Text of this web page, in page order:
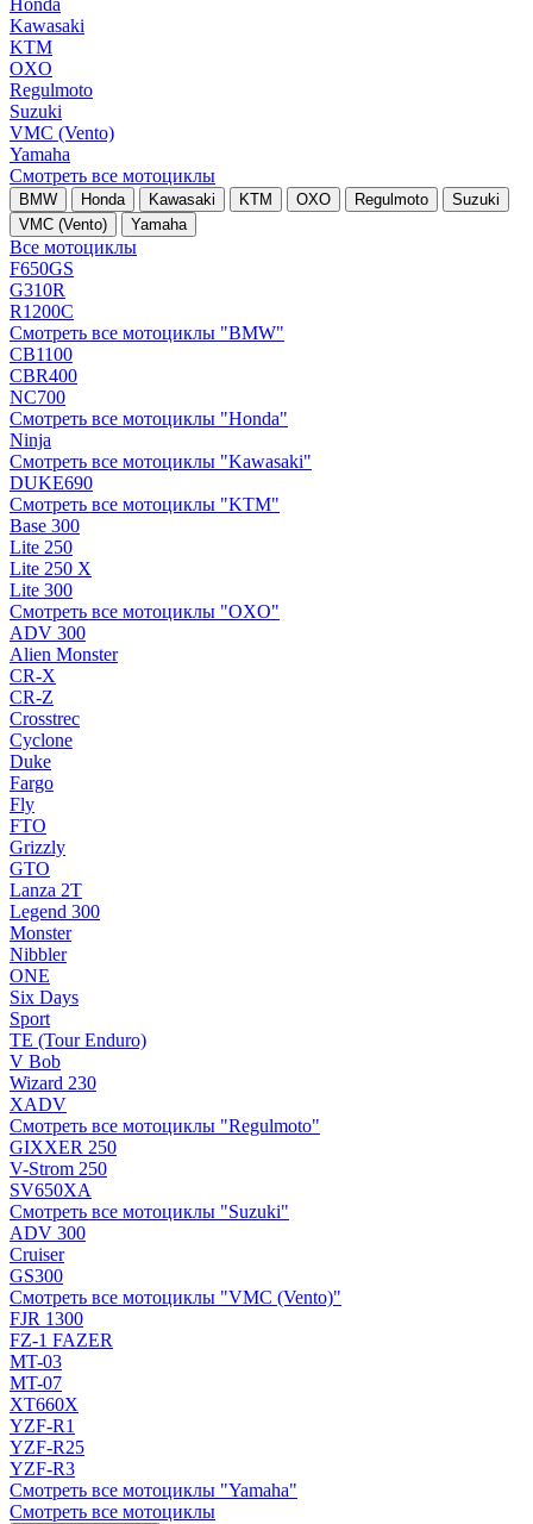
Honda
Kawasaki
KTM
OXO
Regulmoto
Suzuki
VMC (Vento)
Yamaha
Смотреть все мотоциклы
BMW Honda Kawasaki KTM OXO Regulmoto
Suzuki
VMC (Vento)
Yamaha
Все мотоциклы
F650GS
G310R
R1200C
Смотреть все мотоциклы "BMW"
CB1100
CBR400
NC700
Смотреть все мотоциклы "Honda"
Ninja
Смотреть все мотоциклы "Kawasaki"
DUKE690
Смотреть все мотоциклы "KTM"
Base 300
Lite 250
Lite 250 X
Lite 300
Смотреть все мотоциклы "OXO"
ADV 300
Alien Monster
CR-X
CR-Z
Crosstrec
Cyclone
Duke
Fargo
Fly
FTO
Grizzly
GTO
Lanza 2T
Legend 300
Monster
Nibbler
ONE
Six Days
Sport
TE (Tour Enduro)
V Bob
Wizard 230
XADV
Смотреть все мотоциклы "Regulmoto"
GIXXER 250
V-Strom 250
SV650XA
Смотреть все мотоциклы "Suzuki"
ADV 300
Cruiser
GS300
Смотреть все мотоциклы "VMC (Vento)"
FJR 1300
FZ-1 FAZER
MT-03
MT-07
XT660X
YZF-R1
YZF-R25
YZF-R3
Смотреть все мотоциклы "Yamaha"
Смотреть все мотоциклы